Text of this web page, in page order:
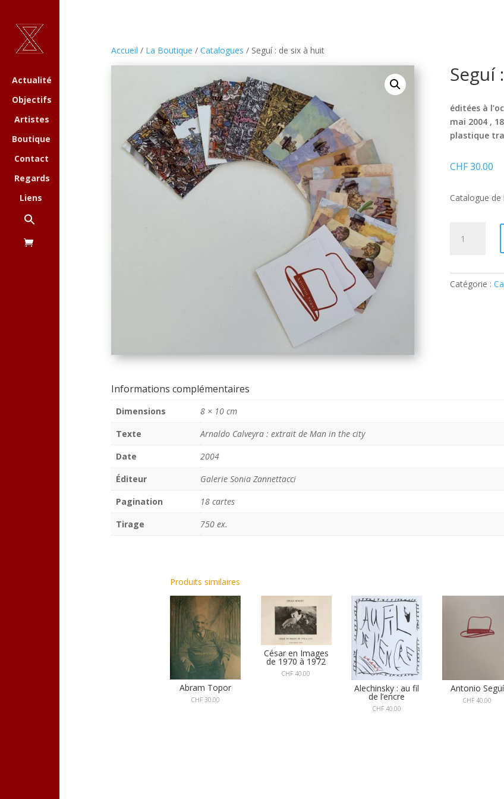
Actualité
Objectifs
Artistes
Boutique
Contact
Regards
Liens
Accueil / La Boutique / Catalogues / Seguí : de six à huit
Seguí
éditées à
mai 2004 ,
plastique
CHF30.00
Catalogue de
de
Catégorie :
Informations complémentaires
Dimensions
8 × 10 cm
Texte
Arnaldo Calveyra : extrait de Man in the city
Date
2004
Éditeur
Galerie Sonia Zannettacci
Pagination
18 cartes
Tirage
750 ex.
Produits similaires
Abram Topor
CHF30.00
César en Images
de 1970 à 1972
CHF 40.00
Alechinsky : au fil
de l’encre
CHF40.00
Antonio Seguí
CHF 40.00